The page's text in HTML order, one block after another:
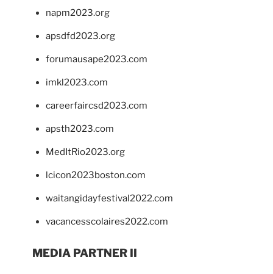
napm2023.org
apsdfd2023.org
forumausape2023.com
imkl2023.com
careerfaircsd2023.com
apsth2023.com
MedItRio2023.org
lcicon2023boston.com
waitangidayfestival2022.com
vacancesscolaires2022.com
MEDIA PARTNER II